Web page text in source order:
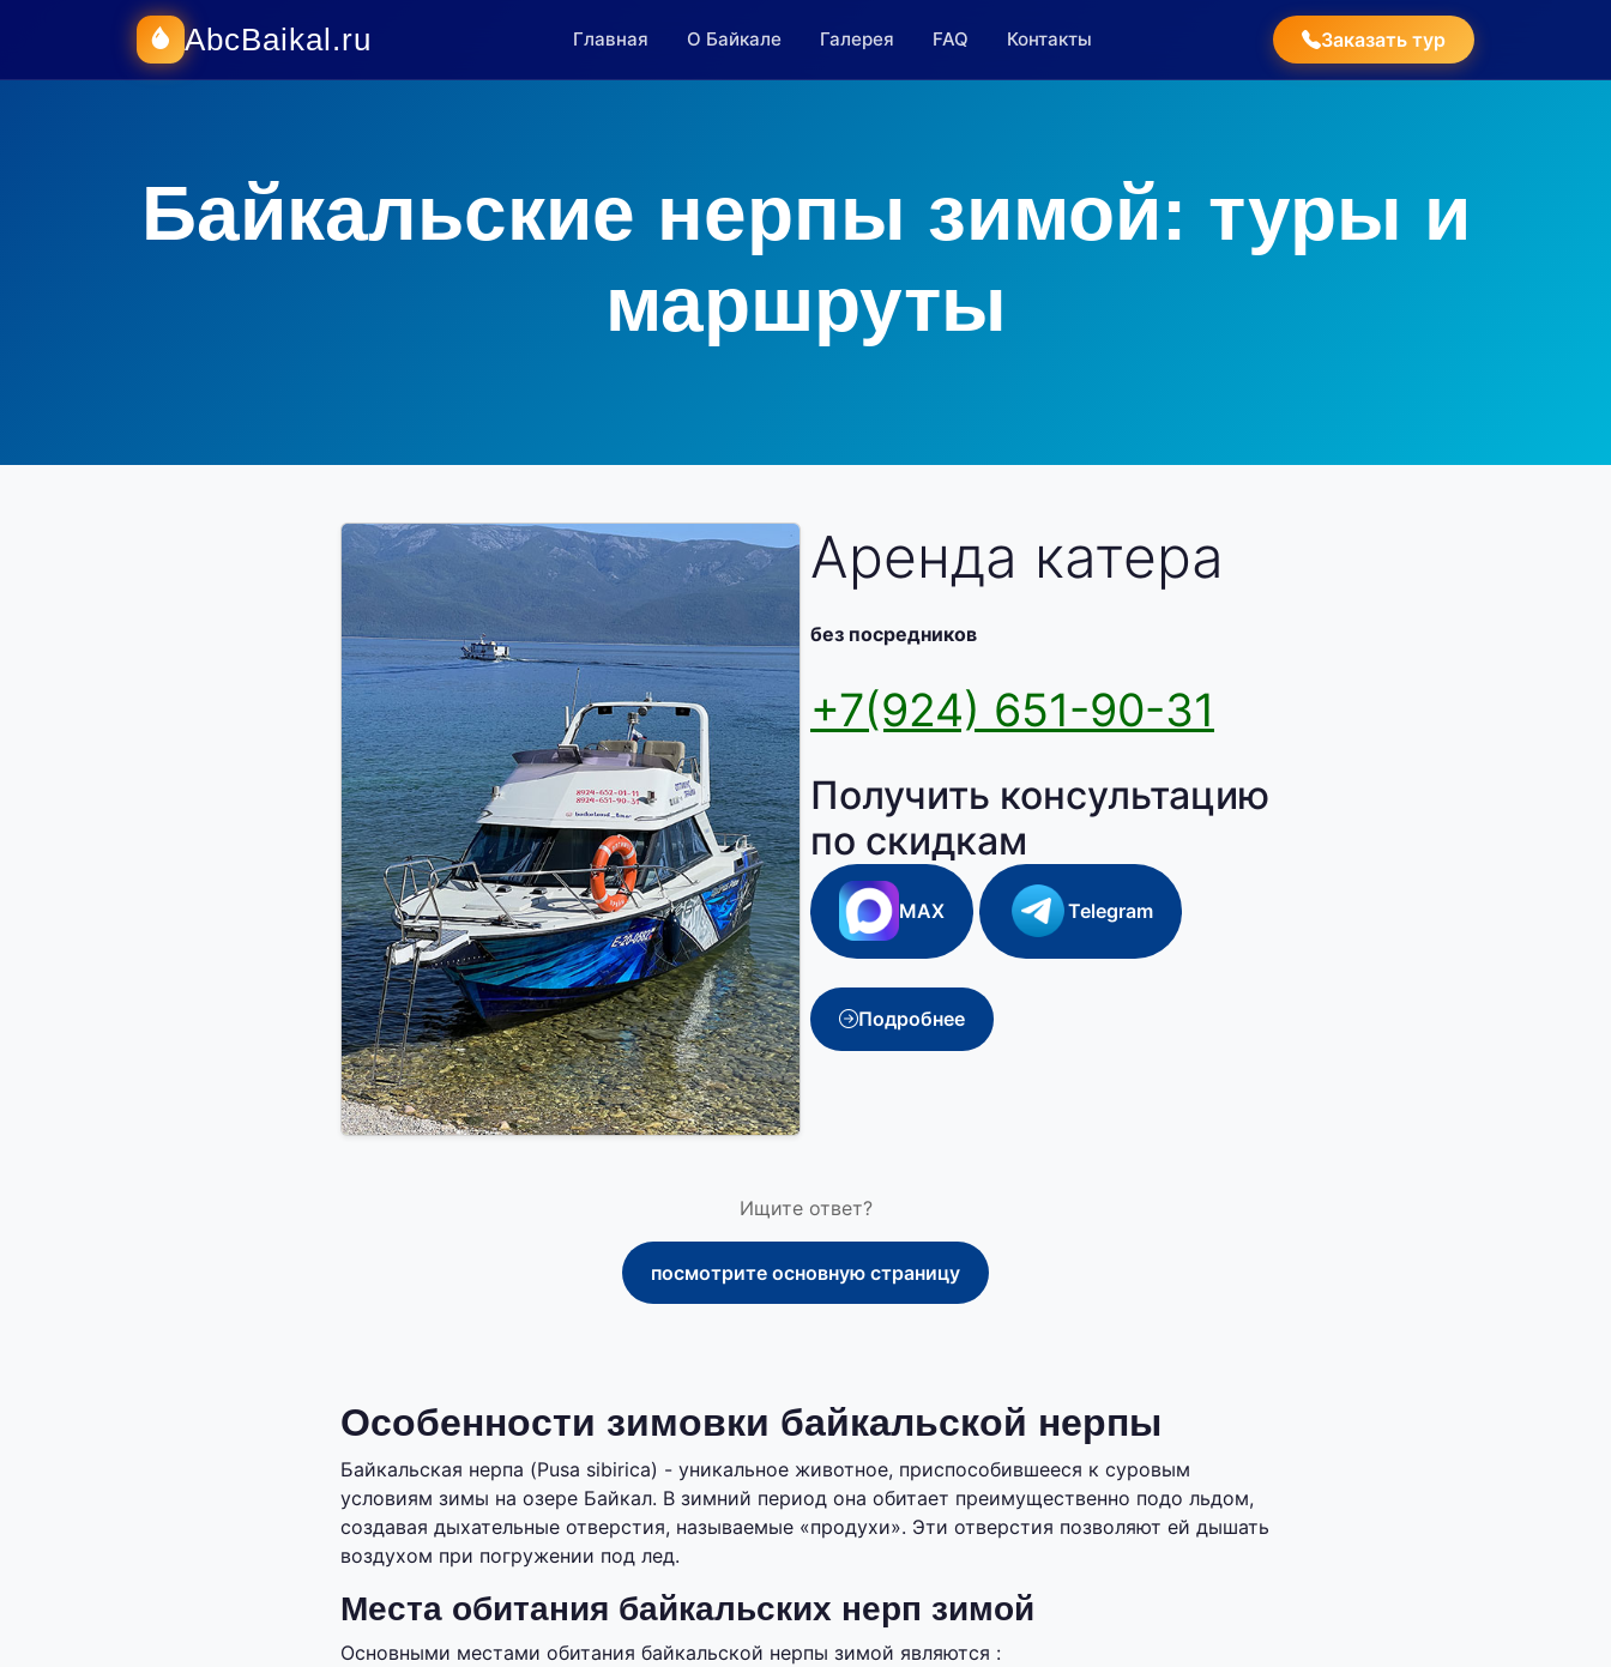
AbcBaikal.ru Главная О Байкале Галерея FAQ Контакты Заказать тур
Байкальские нерпы зимой: туры и
маршруты
Аренда катера
без посредников
+7(924) 651-90-31
Получить консультацию
по скидкам
MAX Telegram
Подробнее
Ищите ответ?
посмотрите основную страницу
Особенности зимовки байкальской нерпы
Байкальская нерпа (Pusa sibirica) - уникальное животное, приспособившееся к суровым
условиям зимы на озере Байкал. В зимний период она обитает преимущественно подо льдом,
создавая дыхательные отверстия, называемые «продухи». Эти отверстия позволяют ей дышать
воздухом при погружении под лед.
Места обитания байкальских нерп зимой
Основными местами обитания байкальской нерпы зимой являются :